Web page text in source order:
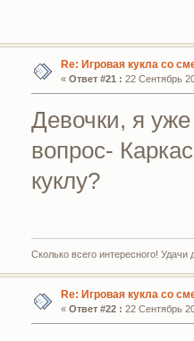
Re: Игровая кукла со
« Ответ #21 : 22 Сентябрь
Девочки, я
вопрос-
куклу?
Сколько всего интересного! Удачи
Re: Игровая кукла со
« Ответ #22 : 22 Сентябрь